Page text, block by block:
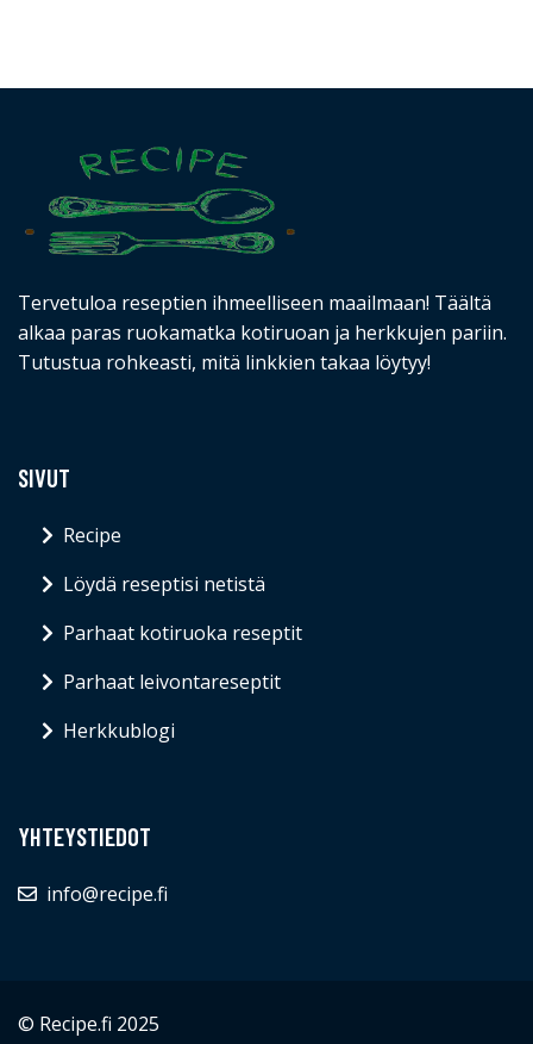
Tervetuloa reseptien ihmeelliseen maailmaan! Täältä
alkaa paras ruokamatka kotiruoan ja herkkujen pariin.
Tutustua rohkeasti, mitä linkkien takaa löytyy!
SIVUT
Recipe
Löydä reseptisi netistä
Parhaat kotiruoka reseptit
Parhaat leivontareseptit
Herkkublogi
YHTEYSTIEDOT
info@recipe.fi
© Recipe.fi 2025